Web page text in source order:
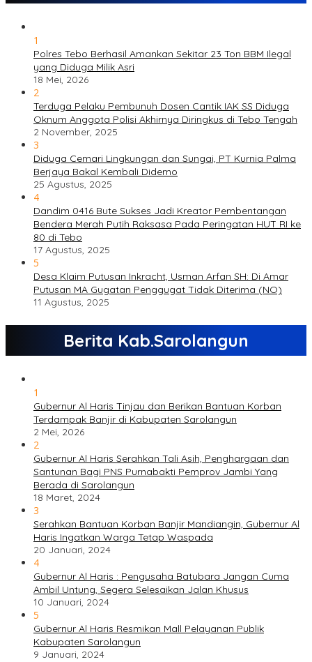
1
Polres Tebo Berhasil Amankan Sekitar 23 Ton BBM Ilegal
yang Diduga Milik Asri
18 Mei, 2026
2
Terduga Pelaku Pembunuh Dosen Cantik IAK SS Diduga
Oknum Anggota Polisi Akhirnya Diringkus di Tebo Tengah
2 November, 2025
3
Diduga Cemari Lingkungan dan Sungai, PT Kurnia Palma
Berjaya Bakal Kembali Didemo
25 Agustus, 2025
4
Dandim 0416 Bute Sukses Jadi Kreator Pembentangan
Bendera Merah Putih Raksasa Pada Peringatan HUT RI ke
80 di Tebo
17 Agustus, 2025
5
Desa Klaim Putusan Inkracht, Usman Arfan SH: Di Amar
Putusan MA Gugatan Penggugat Tidak Diterima (NO)
11 Agustus, 2025
Berita Kab.Sarolangun
1
Gubernur Al Haris Tinjau dan Berikan Bantuan Korban
Terdampak Banjir di Kabupaten Sarolangun
2 Mei, 2026
2
Gubernur Al Haris Serahkan Tali Asih, Penghargaan dan
Santunan Bagi PNS Purnabakti Pemprov Jambi Yang
Berada di Sarolangun
18 Maret, 2024
3
Serahkan Bantuan Korban Banjir Mandiangin, Gubernur Al
Haris Ingatkan Warga Tetap Waspada
20 Januari, 2024
4
Gubernur Al Haris : Pengusaha Batubara Jangan Cuma
Ambil Untung, Segera Selesaikan Jalan Khusus
10 Januari, 2024
5
Gubernur Al Haris Resmikan Mall Pelayanan Publik
Kabupaten Sarolangun
9 Januari, 2024